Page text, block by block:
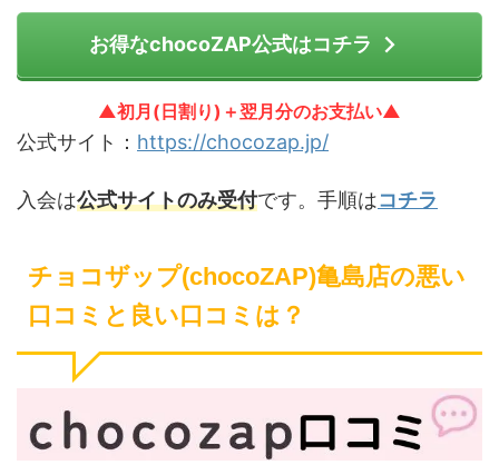
お得なchocoZAP公式はコチラ
▲初月(日割り)＋翌月分のお支払い▲
公式サイト： https://chocozap.jp/
入会は公式サイトのみ受付です。手順はコチラ
チョコザップ(chocoZAP)亀島店の悪い
口コミと良い口コミは？